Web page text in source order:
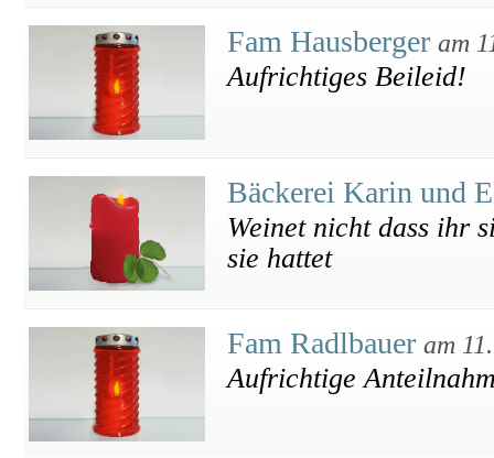
Fam Hausberger am
Aufrichtiges Beileid!
Bäckerei Karin und
Weinet nicht dass ihr
sie hattet
Fam Radlbauer am
Aufrichtige